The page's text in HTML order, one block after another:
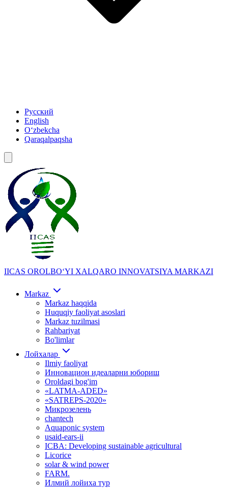
Русский
English
Oʻzbekcha
Qaraqalpaqsha
IICAS OROLBOʻYI XALQARO INNOVATSIYA MARKAZI
Markaz
Markaz haqqida
Huquqiy faoliyat asoslari
Markaz tuzilmasi
Rahbariyat
Bo'limlar
Лойхалар
Ilmiy faoliyat
Инновацион идеаларни юбориш
Oroldagi bog'im
«LATMA-ADED»
«SATREPS-2020»
Микрозелень
chantech
Aquaponic system
usaid-ears-ii
ICBA: Developing sustainable agricultural
Licorice
solar & wind power
FARM.
Илмий лойиха тур